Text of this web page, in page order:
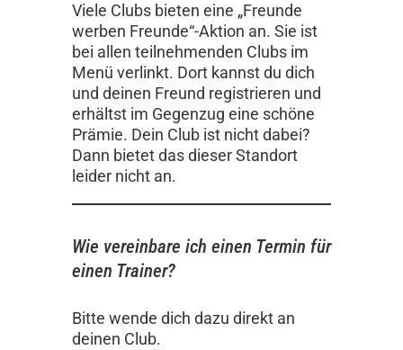
Viele Clubs bieten eine „Freunde
werben Freunde“-Aktion an. Sie ist
bei allen teilnehmenden Clubs im
Menü verlinkt. Dort kannst du dich
und deinen Freund registrieren und
erhältst im Gegenzug eine schöne
Prämie. Dein Club ist nicht dabei?
Dann bietet das dieser Standort
leider nicht an.
Wie vereinbare ich einen Termin für
einen Trainer?
Bitte wende dich dazu direkt an
deinen Club.